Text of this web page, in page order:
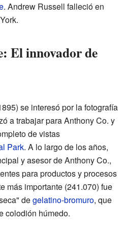
. Andrew Russell falleció en
El innovador de
se interesó por la fotografía
a trabajar para Anthony Co. y
de vistas
Park. A lo largo de los años,
y asesor de Anthony Co.,
para productos y procesos
más importante (241.070) fue
degelatino-bromuro, que
colodión húmedo.